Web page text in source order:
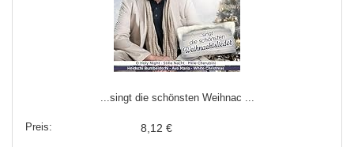
...singt die schönsten Weihnac ...
8,12 €